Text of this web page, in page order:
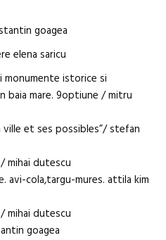
goagea
elena saricu
monumente istorice si
baia mare. 9optiune / mitru
ville et ses possibles”/ stefan
mihai dutescu
avi-cola,targu-mures. attila kim
mihai dutescu
goagea